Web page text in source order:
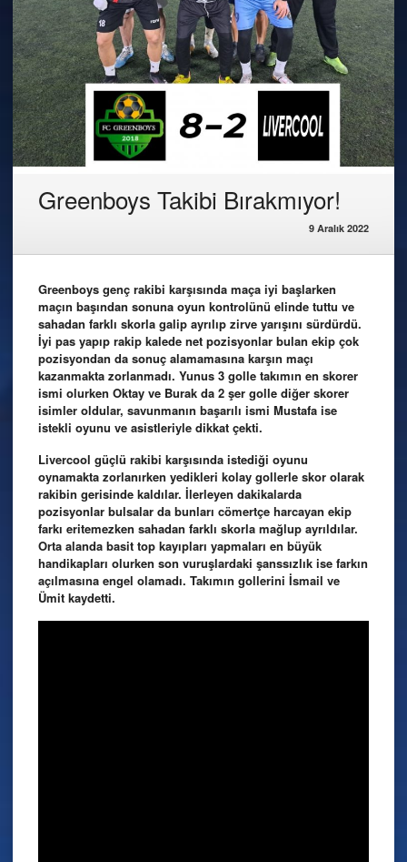
Greenboys Takibi Bırakmıyor!
9 Aralık 2022
Greenboys genç rakibi karşısında maça iyi başlarken
maçın başından sonuna oyun kontrolünü elinde tuttu ve
sahadan farklı skorla galip ayrılıp zirve yarışını sürdürdü.
İyi pas yapıp rakip kalede net pozisyonlar bulan ekip çok
pozisyondan da sonuç alamamasına karşın maçı
kazanmakta zorlanmadı. Yunus 3 golle takımın en skorer
ismi olurken Oktay ve Burak da 2 şer golle diğer skorer
isimler oldular, savunmanın başarılı ismi Mustafa ise
istekli oyunu ve asistleriyle dikkat çekti.
Livercool güçlü rakibi karşısında istediği oyunu
oynamakta zorlanırken yedikleri kolay gollerle skor olarak
rakibin gerisinde kaldılar. İlerleyen dakikalarda
pozisyonlar bulsalar da bunları cömertçe harcayan ekip
farkı eritemezken sahadan farklı skorla mağlup ayrıldılar.
Orta alanda basit top kayıpları yapmaları en büyük
handikapları olurken son vuruşlardaki şanssızlık ise farkın
açılmasına engel olamadı. Takımın gollerini İsmail ve
Ümit kaydetti.